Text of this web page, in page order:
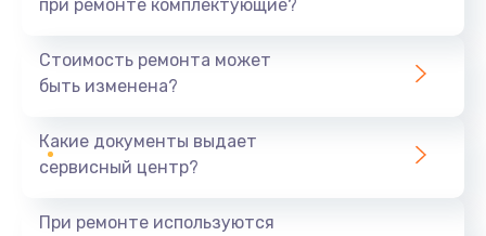
при ремонте комплектующие?
Стоимость ремонта может
быть изменена?
Какие документы выдает
сервисный центр?
При ремонте используются